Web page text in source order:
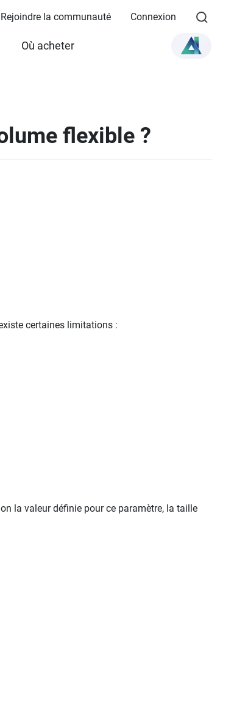
Rejoindre la communauté Connexion
Où acheter
flexible ?
certaines limitations :
la valeur définie pour ce paramètre, la taille